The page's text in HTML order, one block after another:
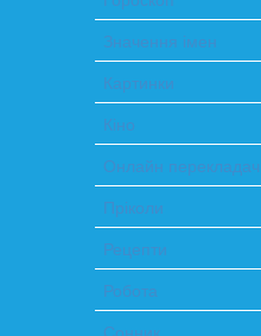
Значення імен
Картинки
Кіно
Онлайн перекладач
Пріколи
Рецепти
Робота
Сонник